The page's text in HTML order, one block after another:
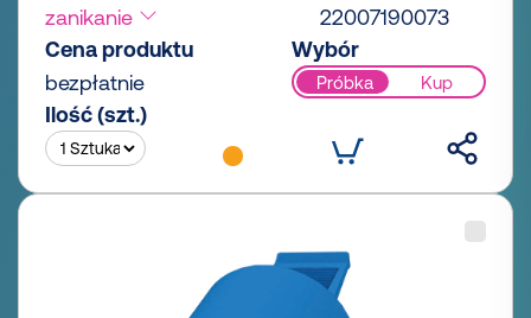
zanikanie
22007190073
Cena produktu
bezpłatnie
Wybór
Próbka Kup
Ilość (szt.)